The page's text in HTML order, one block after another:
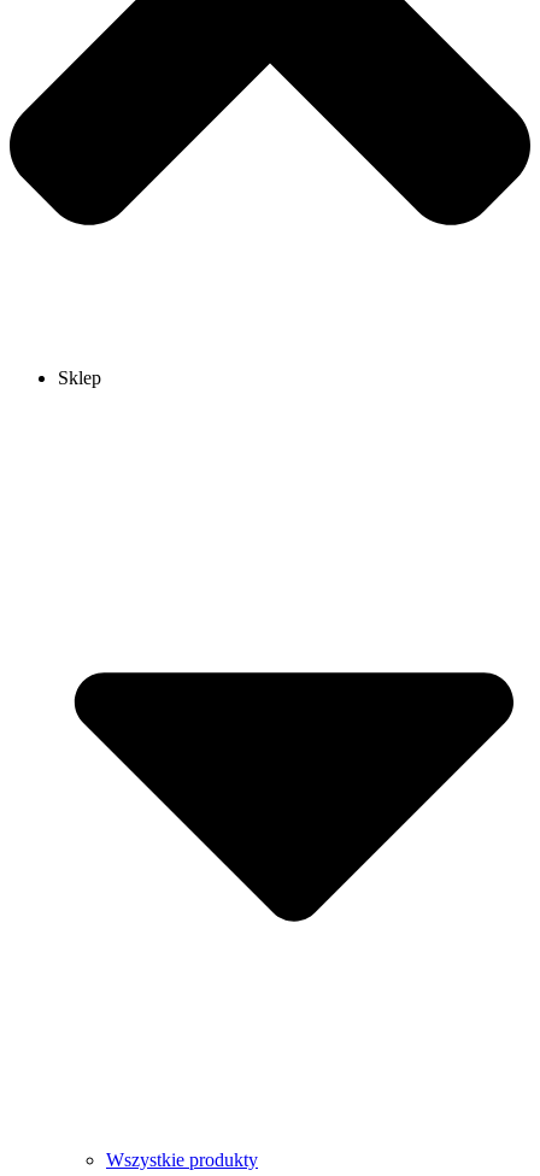
Sklep
Wszystkie produkty